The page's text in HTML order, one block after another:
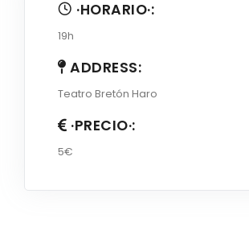
·HORARIO·:
19h
ADDRESS:
Teatro Bretón Haro
·PRECIO·:
5€